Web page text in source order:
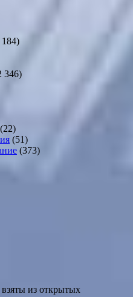
184)
346)
(22)
(51)
(373)
из открытых